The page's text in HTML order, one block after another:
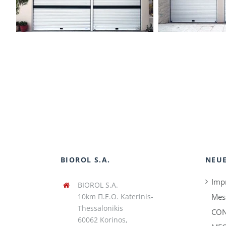
BIOROL S.A.
BIOROL S.A.
10km Π.Ε.Ο. Katerinis-
Thessalonikis
60062 Korinos,